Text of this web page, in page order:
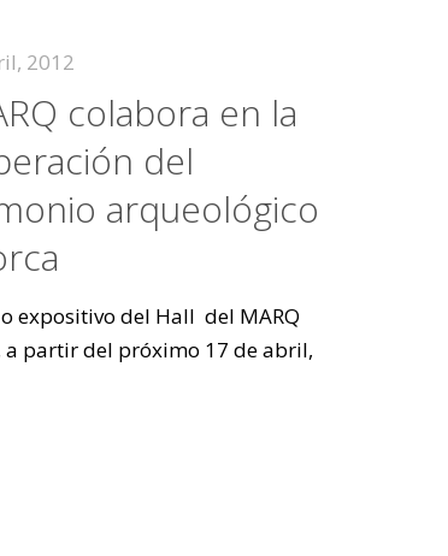
2012
colabora en la
del
arqueológico
expositivo del Hall del MARQ
a partir del próximo 17 de abril,